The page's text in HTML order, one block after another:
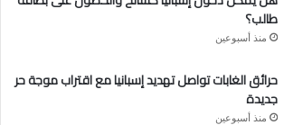
م
طالب؟
منذ أسبوعين
حرائق الغابات تواصل تهديد إسبانيا مع اقتراب موجة حر
جديدة
منذ أسبوعين